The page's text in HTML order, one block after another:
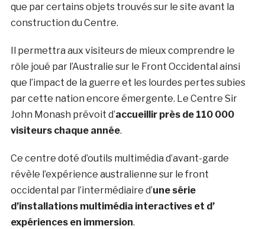
que par certains objets trouvés sur le site avant la
construction du Centre.
Il permettra aux visiteurs de mieux comprendre le
rôle joué par l’Australie sur le Front Occidental ainsi
que l’impact de la guerre et les lourdes pertes subies
par cette nation encore émergente. Le Centre Sir
John Monash prévoit d’accueillir près de 110 000
visiteurs chaque année.
Ce centre doté d’outils multimédia d’avant-garde
révèle l’expérience australienne sur le front
occidental par l’intermédiaire d’une série
d’installations multimédia interactives et d’
expériences en immersion.